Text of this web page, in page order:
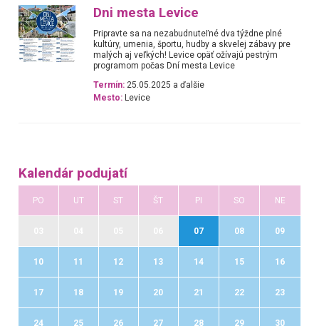
Dni mesta Levice
Pripravte sa na nezabudnuteľné dva týždne plné
kultúry, umenia, športu, hudby a skvelej zábavy pre
malých aj veľkých! Levice opäť ožívajú pestrým
programom počas Dní mesta Levice
Termín: 25.05.2025 a ďalšie
Mesto: Levice
Kalendár podujatí
PO UT ST ŠT PI SO NE
07 08 09
10 11 12 13 14 15 16
17 18 19 20 21 22 23
24 25 26 27 28 29 30